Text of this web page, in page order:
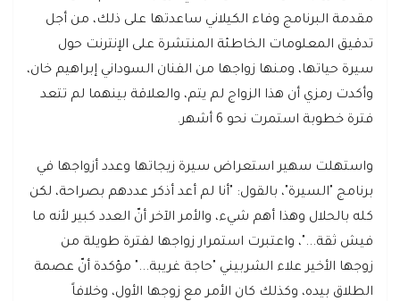
مقدمة البرنامج وفاء الكيلاني ساعدتها على ذلك، من أجل
تدقيق المعلومات الخاطئة المنتشرة على الإنترنت حول
سيرة حياتها، ومنها زواجها من الفنان السوداني إبراهيم خان،
وأكدت رمزي أن هذا الزواج لم يتم، والعلاقة بينهما لم تتعد
فترة خطوبة استمرت نحو 6 أشهر.
واستهلت سهير استعراض سيرة زيجاتها وعدد أزواجها في
برنامج "السيرة"، بالقول: "أنا لم أعد أذكر عددهم بصراحة، لكن
كله بالحلال وهذا أهم شيء، والأمر الآخر أنّ العدد كبير لأنه ما
فيش ثقة..."، واعتبرت استمرار زواجها لفترة طويلة من
زوجها الأخير علاء الشربيني "حاجة غريبة..." مؤكدة أنّ عصمة
الطلاق بيده، وكذلك كان الأمر مع زوجها الأول، وخلافاً